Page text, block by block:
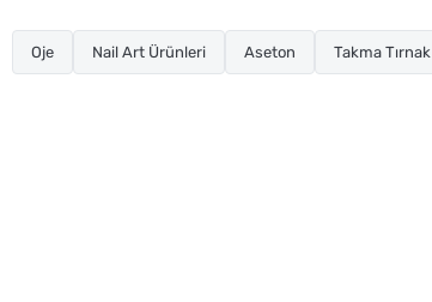
Oje Nail Art Ürünleri Aseton Takma Tırnak